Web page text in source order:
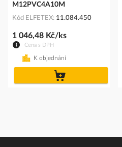
M12PVC4A10M
Kód ELFETEX 11.084.450
Cena s DPH
1 046,48 Kč/ks
K objednání